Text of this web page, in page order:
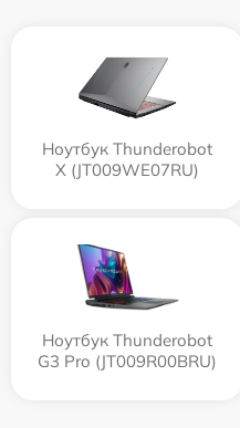
Ноутбук Thunderobot
X (JT009WE07RU)
Ноутбук Thunderobot
G3 Pro (JT009R00BRU)